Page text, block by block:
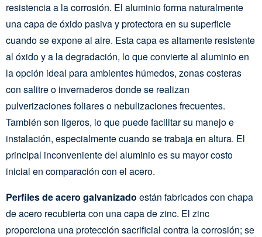
resistencia a la corrosión. El aluminio forma naturalmente
una capa de óxido pasiva y protectora en su superficie
cuando se expone al aire. Esta capa es altamente resistente
al óxido y a la degradación, lo que convierte al aluminio en
la opción ideal para ambientes húmedos, zonas costeras
con salitre o invernaderos donde se realizan
pulverizaciones foliares o nebulizaciones frecuentes.
También son ligeros, lo que puede facilitar su manejo e
instalación, especialmente cuando se trabaja en altura. El
principal inconveniente del aluminio es su mayor costo
inicial en comparación con el acero.
Perfiles de acero galvanizado están fabricados con chapa
de acero recubierta con una capa de zinc. El zinc
proporciona una protección sacrificial contra la corrosión; se